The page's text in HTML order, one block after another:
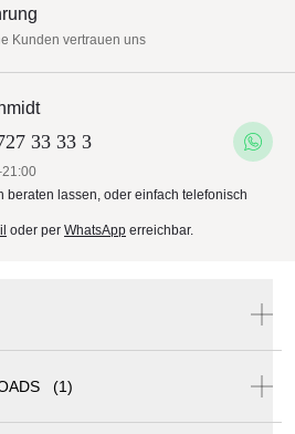
Kunden vertrauen uns
33 33 3
beraten lassen, oder einfach telefonisch
oder per WhatsApp erreichbar.
(1)